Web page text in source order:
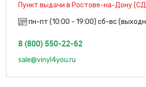
Пункт выдачи в Ростове-на-Дону
пн-пт (10:00 - 19:00) сб-вс
8 (800) 550-22-62
sale@vinyl4you.ru